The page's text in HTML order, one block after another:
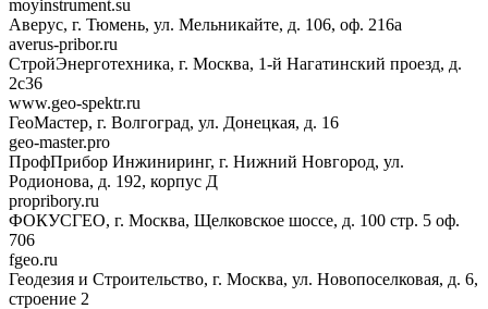
moyinstrument.su
Аверус, г. Тюмень, ул. Мельникайте, д. 106, оф. 216а
averus-pribor.ru
СтройЭнерготехника, г. Москва, 1-й Нагатинский проезд, д.
2с36
www.geo-spektr.ru
ГеоМастер, г. Волгоград, ул. Донецкая, д. 16
geo-master.pro
ПрофПрибор Инжиниринг, г. Нижний Новгород, ул.
Родионова, д. 192, корпус Д
propribory.ru
ФОКУСГЕО, г. Москва, Щелковское шоссе, д. 100 стр. 5 оф.
706
fgeo.ru
Геодезия и Строительство, г. Москва, ул. Новопоселковая, д. 6,
строение 2